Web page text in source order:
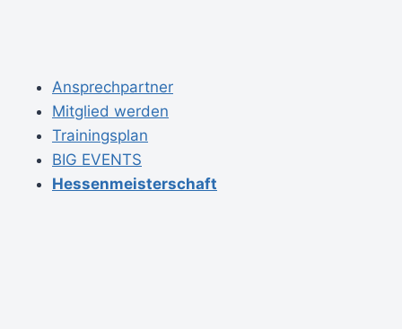
Ansprechpartner
Mitglied werden
Trainingsplan
BIG EVENTS
Hessenmeisterschaft